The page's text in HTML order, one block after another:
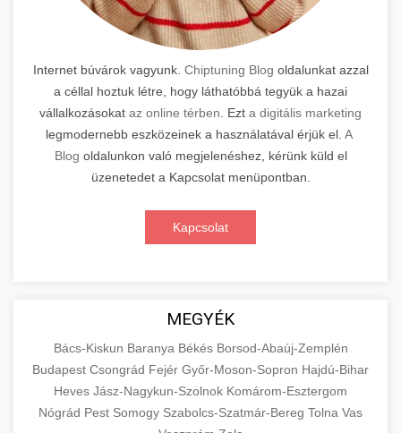
Internet búvárok vagyunk. Chiptuning Blog oldalunkat azzal
a céllal hoztuk létre, hogy láthatóbbá tegyük a hazai
vállalkozásokat az online térben . Ezt a digitális marketing
legmodernebb eszközeinek a használatával érjük el. A
Blog oldalunkon való megjelenéshez, kérünk küld el
üzenetedet a Kapcsolat menüpontban.
Kapcsolat
MEGYÉK
Bács-Kiskun Baranya Békés Borsod-Abaúj-Zemplén
Budapest Csongrád Fejér Győr-Moson-Sopron Hajdú-Bihar
Heves Jász-Nagykun-Szolnok Komárom-Esztergom
Nógrád Pest Somogy Szabolcs-Szatmár-Bereg Tolna Vas